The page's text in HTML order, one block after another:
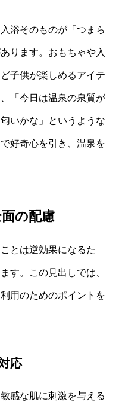
浴そのものが「つまら
ります。おもちゃや入
子供が楽しめるアイテ
「今日は温泉の泉質が
いかな」というような
好奇心を引き、温泉を
の配慮
とは逆効果になるた
す。この見出しでは、
用のためのポイントを
応
感な肌に刺激を与える